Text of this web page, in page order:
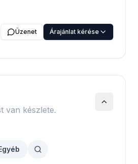
Üzenet Árajánlat kérése
van készlete.